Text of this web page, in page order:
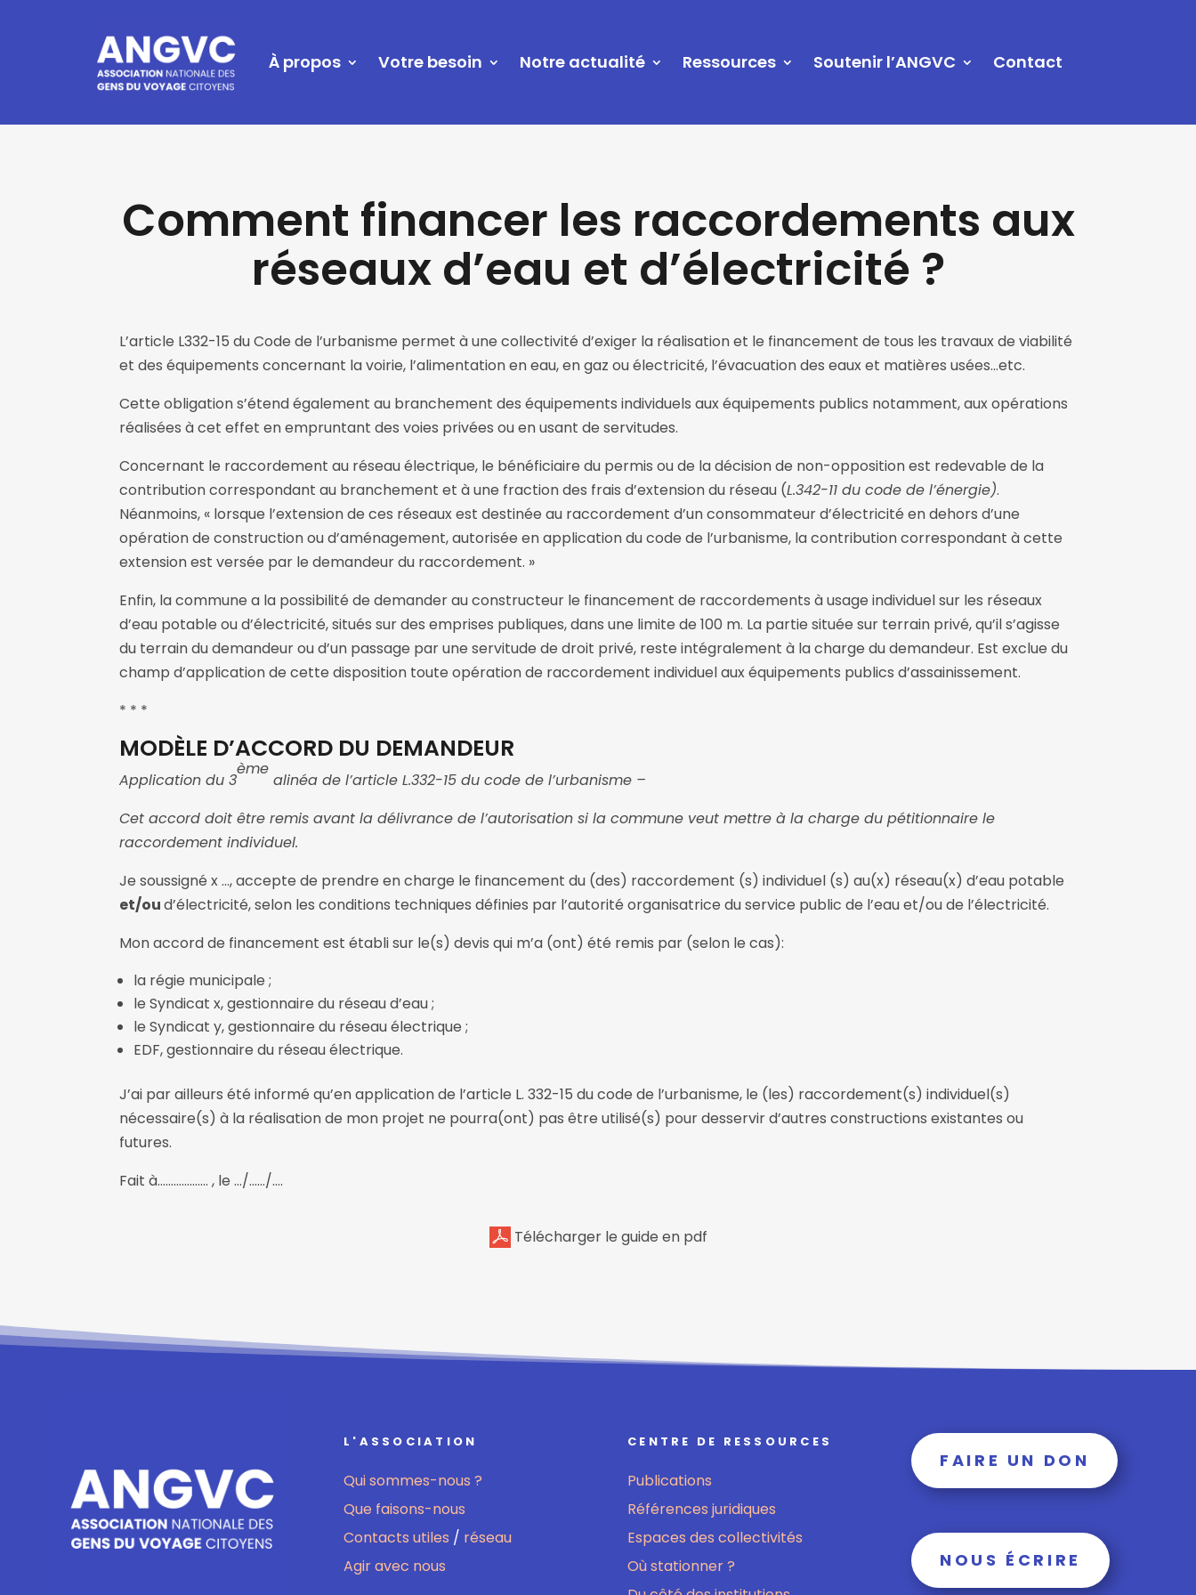
À propos Votre besoin Notre actualité Ressources Soutenir l’ANGVC Contact
Comment financer les raccordements aux
réseaux d’eau et d’électricité ?
L’article L332-15 du Code de l’urbanisme permet à une collectivité d’exiger la réalisation et le financement de tous les travaux de viabilité
et des équipements concernant la voirie, l’alimentation en eau, en gaz ou électricité, l’évacuation des eaux et matières usées…etc.
Cette obligation s’étend également au branchement des équipements individuels aux équipements publics notamment, aux opérations
réalisées à cet effet en empruntant des voies privées ou en usant de servitudes.
Concernant le raccordement au réseau électrique, le bénéficiaire du permis ou de la décision de non-opposition est redevable de la
contribution correspondant au branchement et à une fraction des frais d’extension du réseau (L.342-11 du code de l’énergie).
Néanmoins, « lorsque l’extension de ces réseaux est destinée au raccordement d’un consommateur d’électricité en dehors d’une
opération de construction ou d’aménagement, autorisée en application du code de l’urbanisme, la contribution correspondant à cette
extension est versée par le demandeur du raccordement. »
Enfin, la commune a la possibilité de demander au constructeur le financement de raccordements à usage individuel sur les réseaux
d’eau potable ou d’électricité, situés sur des emprises publiques, dans une limite de 100 m. La partie située sur terrain privé, qu’il s’agisse
du terrain du demandeur ou d’un passage par une servitude de droit privé, reste intégralement à la charge du demandeur. Est exclue du
champ d’application de cette disposition toute opération de raccordement individuel aux équipements publics d’assainissement.
* * *
MODÈLE D’ACCORD DU DEMANDEUR
Application du 3
ème
alinéa de l’article L.332-15 du code de l’urbanisme –
Cet accord doit être remis avant la délivrance de l’autorisation si la commune veut mettre à la charge du pétitionnaire le
raccordement individuel.
Je soussigné x …, accepte de prendre en charge le financement du (des) raccordement (s) individuel (s) au(x) réseau(x) d’eau potable
et/oud’électricité, selon les conditions techniques définies par l’autorité organisatrice du service public de l’eau et/ou de l’électricité.
Mon accord de financement est établi sur le(s) devis qui m’a (ont) été remis par (selon le cas):
la régie municipale ;
le Syndicat x, gestionnaire du réseau d’eau ;
le Syndicat y, gestionnaire du réseau électrique ;
EDF, gestionnaire du réseau électrique.
J’ai par ailleurs été informé qu’en application de l’article L. 332-15 du code de l’urbanisme, le (les) raccordement(s) individuel(s)
nécessaire(s) à la réalisation de mon projet ne pourra(ont) pas être utilisé(s) pour desservir d’autres constructions existantes ou
futures.
Fait à………………. , le …/……/….
Télécharger le guide en pdf
L'ASSOCIATION
Qui sommes-nous ?
Que faisons-nous
Contacts utiles / réseau
Agir avec nous
CENTRE DE RESSOURCES
Publications
Références juridiques
Espaces des collectivités
Où stationner ?
FAIRE UN DON
NOUS ÉCRIRE